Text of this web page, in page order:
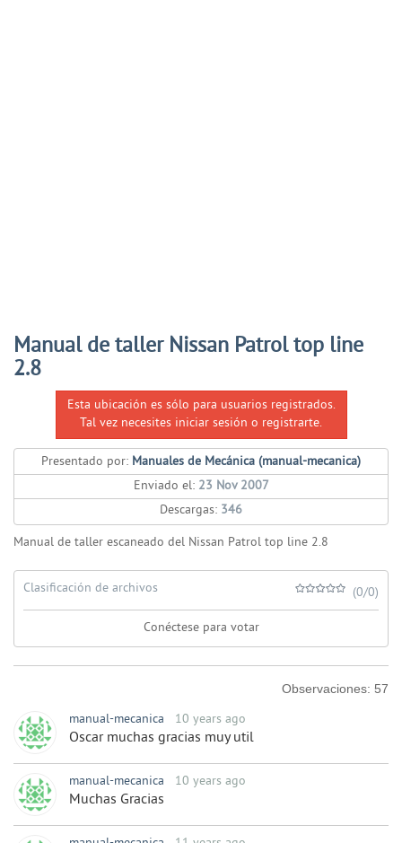
Manual de taller Nissan Patrol top line
2.8
Esta ubicación es sólo para usuarios registrados.
Tal vez necesites iniciar sesión o registrarte.
Presentado por: Manuales de Mecánica (manual-mecanica)
Enviado el: 23 Nov 2007
Descargas: 346
Manual de taller escaneado del Nissan Patrol top line 2.8
Clasificación de archivos (0/0)
Conéctese para votar
Observaciones: 57
manual-mecanica 10 years ago
Oscar muchas gracias muy util
manual-mecanica 10 years ago
Muchas Gracias